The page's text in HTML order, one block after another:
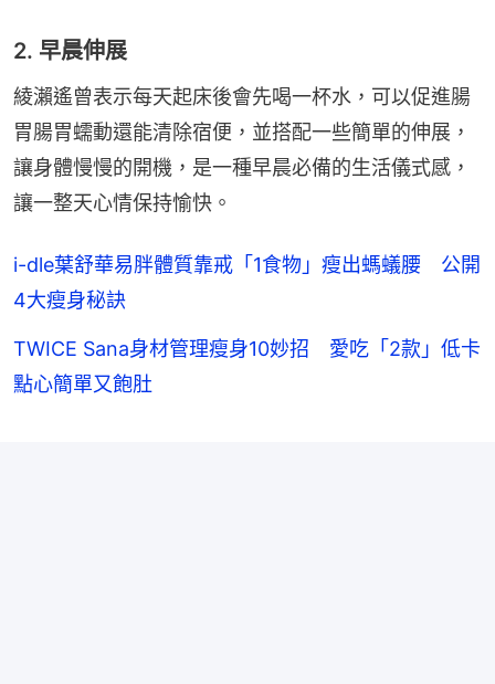
2. 早晨伸展
綾瀨遙曾表示每天起床後會先喝一杯水，可以促進腸
胃腸胃蠕動還能清除宿便，並搭配一些簡單的伸展，
讓身體慢慢的開機，是一種早晨必備的生活儀式感，
讓一整天心情保持愉快。
i-dle葉舒華易胖體質靠戒「1食物」瘦出螞蟻腰 公開
4大瘦身秘訣
TWICE Sana身材管理瘦身10妙招 愛吃「2款」低卡
點心簡單又飽肚